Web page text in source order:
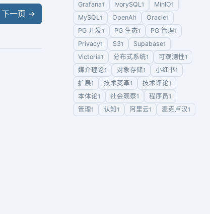
下一页 →
Grafana1 IvorySQL1 MinIO1
MySQL1 OpenAI1 Oracle1
PG 开发1 PG 生态1 PG 管理1
Privacy1 S31 Supabase1
Victoria1 分布式系统1 可观测性1
媒介理论1 对象存储1 小红书1
扩展1 技术变革1 技术评论1
本体论1 社会观察1 程序员1
管理1 认知1 阿里云1 麦克卢汉1